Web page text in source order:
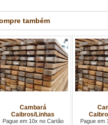
também
Cambará
Caibros/Linhas
Pague em 10x no Cartão Pague em